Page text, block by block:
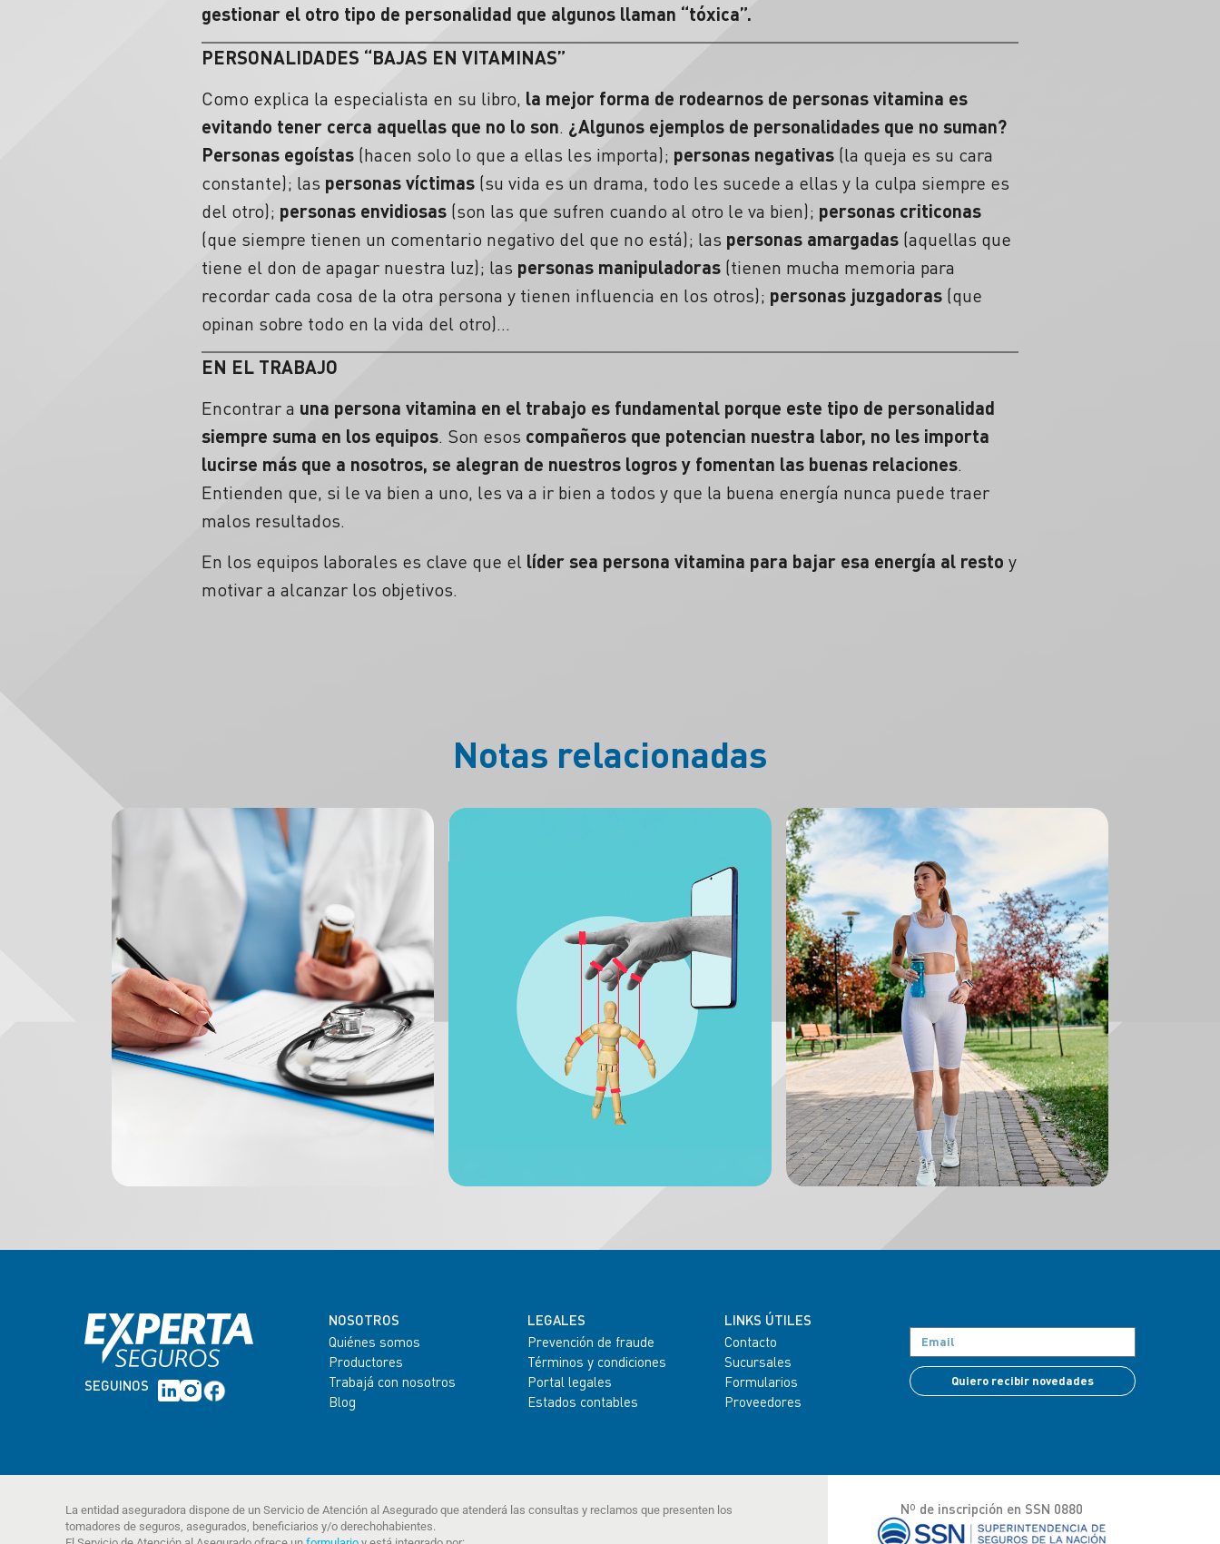
gestionar el otro tipo de personalidad que algunos llaman “tóxica”.
PERSONALIDADES “BAJAS EN VITAMINAS”
Como explica la especialista en su libro, la mejor forma de rodearnos de personas vitamina es
evitando tener cerca aquellas que no lo son. ¿Algunos ejemplos de personalidades que no suman?
Personas egoístas (hacen solo lo que a ellas les importa); personas negativas (la queja es su cara
constante); las personas víctimas (su vida es un drama, todo les sucede a ellas y la culpa siempre es
del otro); personas envidiosas (son las que sufren cuando al otro le va bien); personas criticonas
(que siempre tienen un comentario negativo del que no está); las personas amargadas (aquellas que
tiene el don de apagar nuestra luz); las personas manipuladoras (tienen mucha memoria para
recordar cada cosa de la otra persona y tienen influencia en los otros); personas juzgadoras (que
opinan sobre todo en la vida del otro)…
EN EL TRABAJO
Encontrar a una persona vitamina en el trabajo es fundamental porque este tipo de personalidad
siempre suma en los equipos. Son esos compañeros que potencian nuestra labor, no les importa
lucirse más que a nosotros, se alegran de nuestros logros y fomentan las buenas relaciones.
Entienden que, si le va bien a uno, les va a ir bien a todos y que la buena energía nunca puede traer
malos resultados.
En los equipos laborales es clave que el líder sea persona vitamina para bajar esa energía al resto y
motivar a alcanzar los objetivos.
Notas relacionadas
SEGUINOS
NOSOTROS
Quiénes somos
Productores
Trabajá con nosotros
Blog
LEGALES
Prevención de fraude
Términos y condiciones
Portal legales
Estados contables
LINKS ÚTILES
Contacto
Sucursales
Formularios
Proveedores
Quiero recibir novedades
La entidad aseguradora dispone de un Servicio de Atención al Asegurado que atenderá las consultas y reclamos que presenten los
tomadores de seguros, asegurados, beneficiarios y/o derechohabientes.
Nº de inscripción en SSN 0880